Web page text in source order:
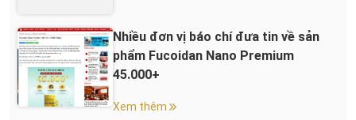
Nhiều đơn vị báo chí đưa tin về sản
phẩm Fucoidan Nano Premium
45.000+
Xem thêm